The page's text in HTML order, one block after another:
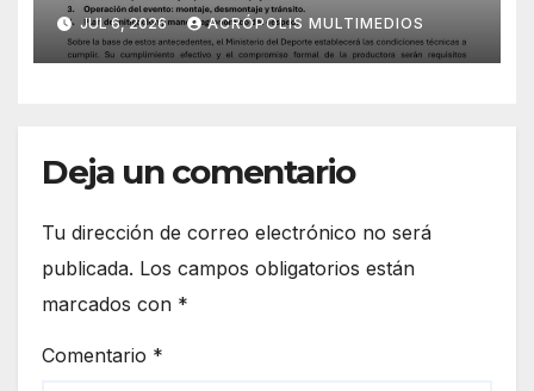
JUL 6, 2026 ACRÓPOLIS MULTIMEDIOS
Deja un comentario
Tu dirección de correo electrónico no será
publicada. Los campos obligatorios están
marcados con *
Comentario *